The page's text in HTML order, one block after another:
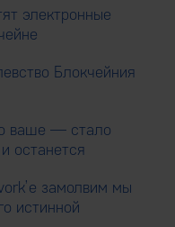
электронные
Блoкчeйния
ваше — стало
останется
замолвим мы
истинной